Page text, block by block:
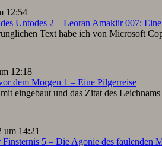
12:54
Untodes 2 – Leoran Amakiir 007:
Text habe ich von Microsoft
12:18
dem Morgen 1 – Eine Pilgerreise
eingebaut und das Zitat des Leichnams
um 14:21
Finsternis 5 – Die Agonie des faulenden